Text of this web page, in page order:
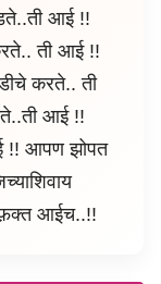
आई !!
ती आई !!
करते.. ती
आई !!
!! आपण झोपत
आईच..!!